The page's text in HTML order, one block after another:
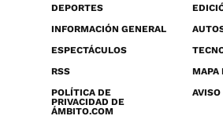
DEPORTES
INFORMACIÓN GENERAL
ESPECTÁCULOS
RSS
MAPA
POLÍTICA DE
PRIVACIDAD DE
ÁMBITO.COM